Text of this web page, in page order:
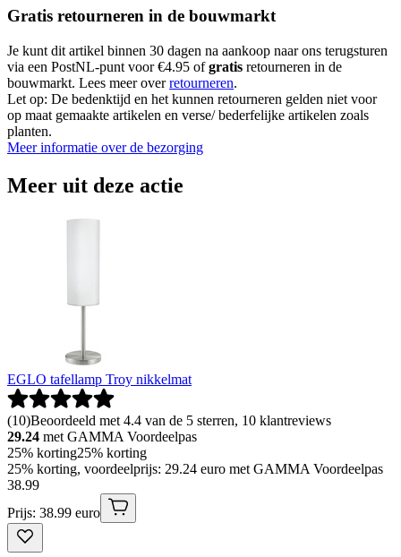
Gratis retourneren in de bouwmarkt
Je kunt dit artikel binnen 30 dagen na aankoop naar ons terugsturen
via een PostNL-punt voor €4.95 ofgratis retourneren in de
bouwmarkt. Lees meer overretourneren.
Let op: De bedenktijd en het kunnen retourneren gelden niet voor
op maat gemaakte artikelen en verse/ bederfelijke artikelen zoals
planten.
Meer informatie over de bezorging
Meer uit deze actie
EGLO tafellamp Troy nikkelmat
(10)Beoordeeld met 4.4 van de 5 sterren, 10 klantreviews
29.24 met GAMMA Voordeelpas
25% korting25% korting
25% korting, voordeelprijs: 29.24 euro met GAMMA Voordeelpas
38.99
Prijs: 38.99 euro